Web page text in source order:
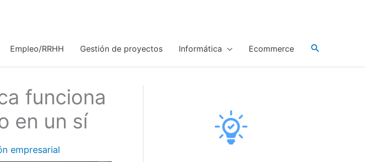
Empleo/RRHH Gestión de proyectos Informática Ecommerce
funciona
en un sí
empresarial